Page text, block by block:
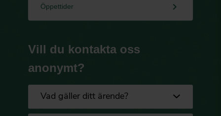
Öppettider keyboard_arrow_right
Vill du kontakta oss
anonymt?